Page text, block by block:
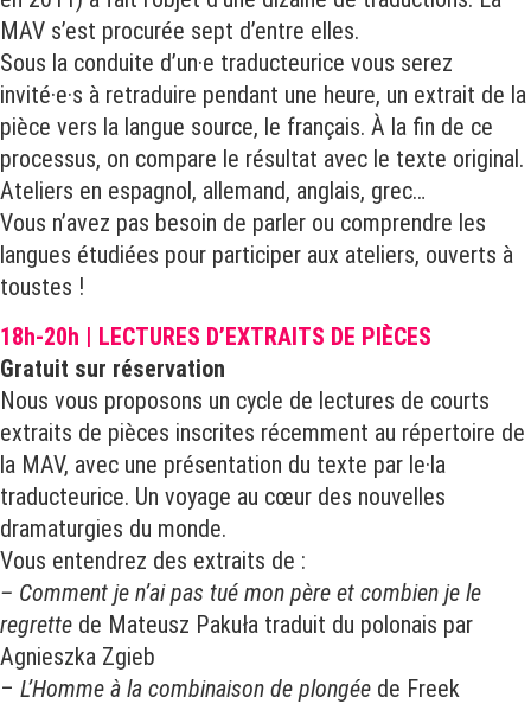
MAV s’est procurée sept d’entre elles.
Sous la conduite d’un·e traducteurice vous serez
invité·e·s à retraduire pendant une heure, un extrait de la
pièce vers la langue source, le français. À la fin de ce
processus, on compare le résultat avec le texte original.
Ateliers en espagnol, allemand, anglais, grec…
Vous n’avez pas besoin de parler ou comprendre les
langues étudiées pour participer aux ateliers, ouverts à
toustes !
18h-20h | LECTURES D’EXTRAITS DE PIÈCES
Gratuit sur réservation
Nous vous proposons un cycle de lectures de courts
extraits de pièces inscrites récemment au répertoire de
la MAV, avec une présentation du texte par le·la
traducteurice. Un voyage au cœur des nouvelles
dramaturgies du monde.
Vous entendrez des extraits de :
– Comment je n’ai pas tué mon père et combien je le
regrette de Mateusz Pakuła traduit du polonais par
Agnieszka Zgieb
– L’Homme à la combinaison de plongée de Freek